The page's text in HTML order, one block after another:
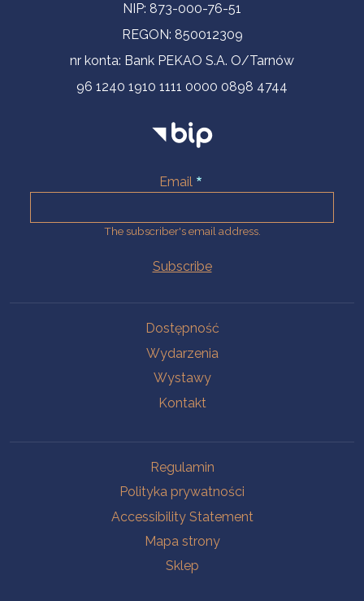
NIP: 873-000-76-51
REGON: 850012309
nr konta: Bank PEKAO S.A. O/Tarnów
96 1240 1910 1111 0000 0898 4744
Email
The subscriber's email address.
Dostępność
Wydarzenia
Wystawy
Kontakt
Regulamin
Polityka prywatności
Accessibility Statement
Mapa strony
Sklep